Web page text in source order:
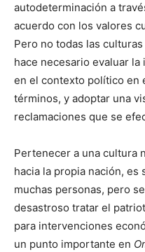
autodeterminación a
acuerdo con los valores
Pero no todas las
hace necesario evaluar
en el contexto político en
términos, y adoptar una
reclamaciones que se
Pertenecer a una cultura
hacia la propia nación,
muchas personas, pero
desastroso tratar el
para intervenciones
un punto importante en